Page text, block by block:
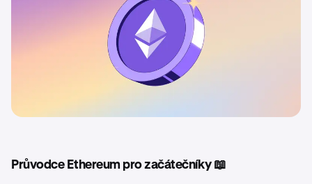
Průvodce Ethereum pro začátečníky 📖